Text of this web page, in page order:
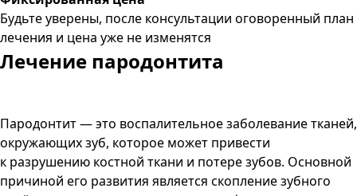
Будьте уверены, после консультации оговоренный план
лечения и цена уже не изменятся
Лечение пародонтита
Пародонтит — это воспалительное заболевание тканей,
окружающих зуб, которое может привести
к разрушению костной ткани и потере зубов. Основной
причиной его развития является скопление зубного